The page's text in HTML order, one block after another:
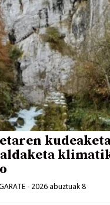
- 2026 abuztuak 8